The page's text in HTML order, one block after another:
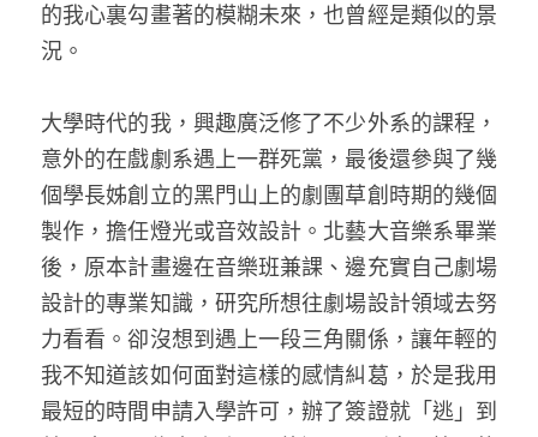
的我心裏勾畫著的模糊未來，也曾經是類似的景
況。
大學時代的我，興趣廣泛修了不少外系的課程，
意外的在戲劇系遇上一群死黨，最後還參與了幾
個學長姊創立的黑門山上的劇團草創時期的幾個
製作，擔任燈光或音效設計。北藝大音樂系畢業
後，原本計畫邊在音樂班兼課、邊充實自己劇場
設計的專業知識，研究所想往劇場設計領域去努
力看看。卻沒想到遇上一段三角關係，讓年輕的
我不知道該如何面對這樣的感情糾葛，於是我用
最短的時間申請入學許可，辦了簽證就「逃」到